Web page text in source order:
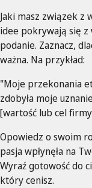
Jaki masz związek z
idee pokrywają się z
podanie. Zaznacz,
ważna. Na przykład:
"Moje przekonania
zdobyła moje
[wartość lub cel
Opowiedz o swoim
pasja wpłynęła na
Wyraź gotowość do
który cenisz.